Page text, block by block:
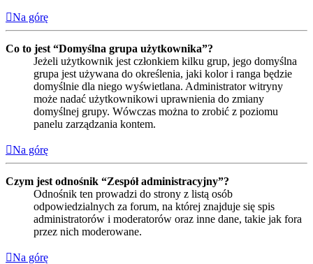
Na górę
Co to jest “Domyślna grupa użytkownika”?
Jeżeli użytkownik jest członkiem kilku grup, jego domyślna
grupa jest używana do określenia, jaki kolor i ranga będzie
domyślnie dla niego wyświetlana. Administrator witryny
może nadać użytkownikowi uprawnienia do zmiany
domyślnej grupy. Wówczas można to zrobić z poziomu
panelu zarządzania kontem.
Na górę
Czym jest odnośnik “Zespół administracyjny”?
Odnośnik ten prowadzi do strony z listą osób
odpowiedzialnych za forum, na której znajduje się spis
administratorów i moderatorów oraz inne dane, takie jak fora
przez nich moderowane.
Na górę